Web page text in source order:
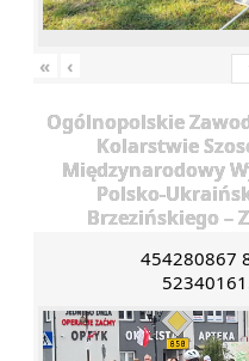
« ‹
Ogólnopolskie
Kolarstwie
Międzynarodowy
Polsko-
Brzezińskiego –
454280867